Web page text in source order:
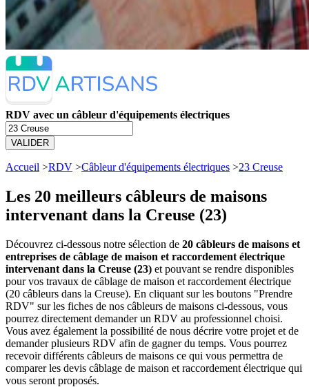
RDV avec un câbleur d'équipements électriques
VALIDER
Accueil >RDV >Câbleur d'équipements électriques >23 Creuse
Les 20 meilleurs câbleurs de maisons
intervenant dans la Creuse (23)
Découvrez ci-dessous notre sélection de 20 câbleurs de maisons et
entreprises de câblage de maison et raccordement électrique
intervenant dans la Creuse (23) et pouvant se rendre disponibles
pour vos travaux de câblage de maison et raccordement électrique
(20 câbleurs dans la Creuse). En cliquant sur les boutons "Prendre
RDV" sur les fiches de nos câbleurs de maisons ci-dessous, vous
pourrez directement demander un RDV au professionnel choisi.
Vous avez également la possibilité de nous décrire votre projet et de
demander plusieurs RDV afin de gagner du temps. Vous pourrez
recevoir différents câbleurs de maisons ce qui vous permettra de
comparer les devis câblage de maison et raccordement électrique qui
vous seront proposés.